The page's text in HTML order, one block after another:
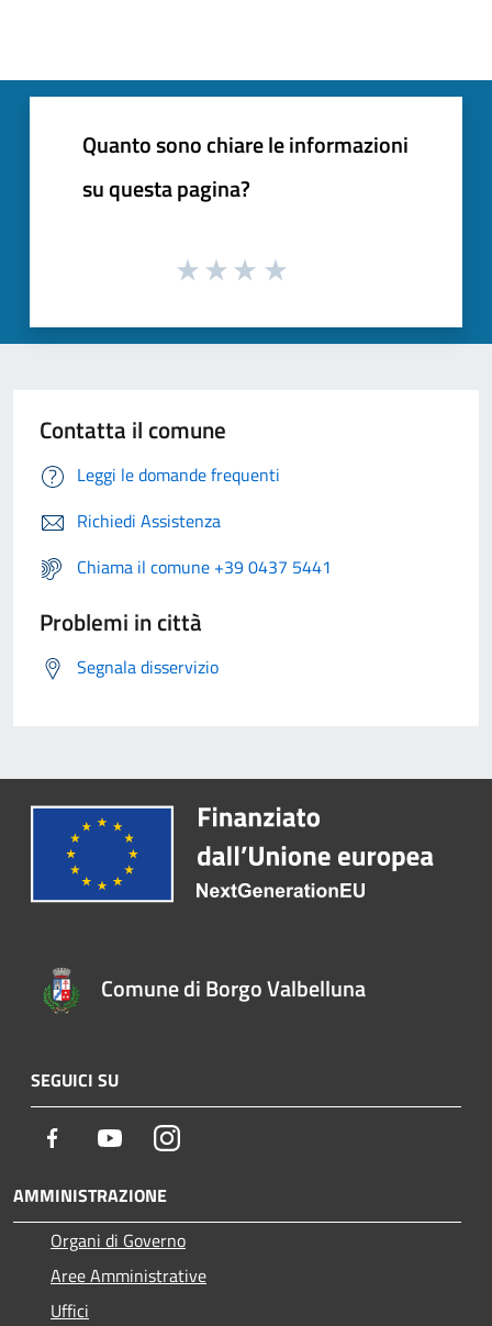
Quanto sono chiare le informazioni
su questa pagina?
Contatta il comune
Leggi le domande frequenti
Richiedi Assistenza
Chiama il comune +39 0437 5441
Problemi in città
Segnala disservizio
Comune di Borgo Valbelluna
SEGUICI SU
Facebook YoutubeInstagram
AMMINISTRAZIONE
Organi di Governo
Aree Amministrative
Uffici